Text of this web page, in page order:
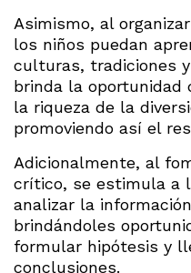
Asimismo, al
los niños puedan
culturas, tradiciones
brinda la oportunidad
la riqueza de la
promoviendo así el
Adicionalmente, al
crítico, se estimula a
analizar la
brindándoles
formular hipótesis y
conclusiones.